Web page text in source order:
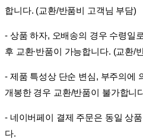
합니다. (교환/반품비 고객님 부담)
- 상품 하자, 오배송의 경우 수령일
후 교환∙반품이 가능합니다. (교환/
- 제품 특성상 단순 변심, 부주의에
개봉한 경우 교환/반품이 불가합니
- 네이버페이 결제 주문은 동일 상
다.